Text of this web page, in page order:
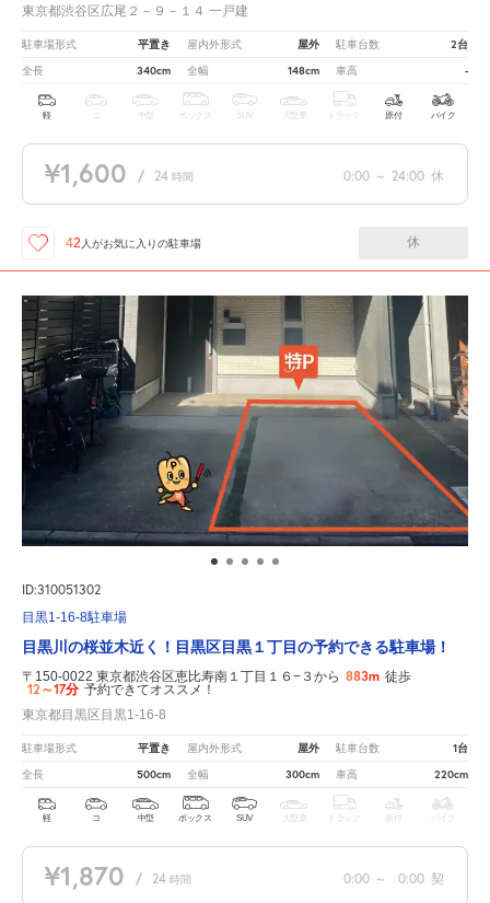
東京都渋谷区広尾２－９－１４ 一戸建
駐車場形式 平置き 屋内外形式 屋外 駐車台数 2台
全長 340cm 全幅 148cm 車高 -
軽 中型 ボックス SUV 大型車 トラック 原付 バイク
¥1,600 / 24 時間 0:00 ～ 24:00 休
42 人がお気に入りの駐車場 休
ID:310051302
目黒1-16-8駐車場
目黒川の桜並木近く！目黒区目黒１丁目の予約できる駐車場！
〒150-0022 東京都渋谷区恵比寿南１丁目１６−３から 883m 徒歩
12～17分 予約できてオススメ！
東京都目黒区目黒1-16-8
駐車場形式 平置き 屋内外形式 屋外 駐車台数 1台
全長 500cm 全幅 300cm 車高 220cm
軽 コ 中型 ボックス SUV 大型車 トラック 原付 バイク
¥1,870 / 24 時間 0:00 ～ 0:00 契